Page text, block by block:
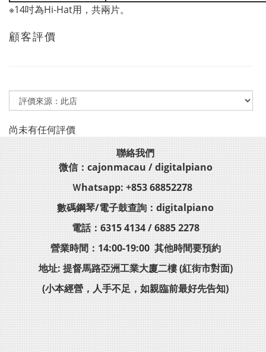
※14吋為Hi-Hat用，共兩片。
顧客評價
尚未有任何評價
聯絡我們
微信：cajonmacau / digitalpiano
Ｗhatsapp: +853 68852278
數碼鋼琴/電子鼓查詢：digitalpiano
電話：6315 4134 / 6885 2278
營業時間：14:00-19:00 其他時間要預約
地址: 提督馬路亞洲工業大廈二樓 (紅街市對面)
(小本經營，人手不足，如親臨前最好先告知)